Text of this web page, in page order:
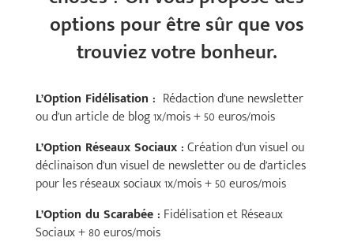
options pour être sûr que vos
trouviez votre bonheur.
L’Option Fidélisation : Rédaction d’une newsletter
ou d’un article de blog 1x/mois + 50 euros/mois
L’Option Réseaux Sociaux :Création d’un visuel ou
déclinaison d’un visuel de newsletter ou de d’articles
pour les réseaux sociaux 1x/mois + 50 euros/mois
L’Option du Scarabée : Fidélisation et Réseaux
Sociaux + 80 euros/mois